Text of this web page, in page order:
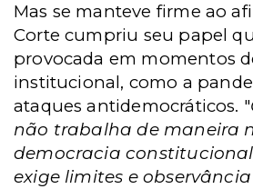
Mas se manteve firme ao
Corte cumpriu seu papel
provocada em momentos
institucional, como a
ataques antidemocráticos. "
não trabalha de maneira
democracia
exige limites e